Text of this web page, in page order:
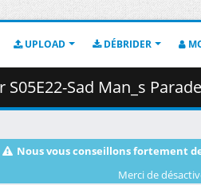
UPLOAD DÉBRIDER
S05E22-Sad Man_s
Nous vous conseillons fortement
Merci de